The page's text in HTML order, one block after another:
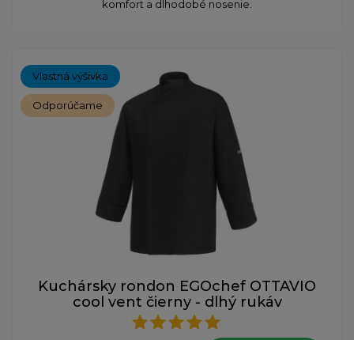
komfort a dlhodobé nosenie.
Vlastná výšivka
Odporúčame
Kuchársky rondon EGOchef OTTAVIO
cool vent čierny - dlhý rukáv